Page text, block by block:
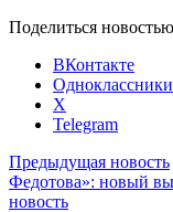
Поделиться новостью
ВКонтакте
Одноклассники
X
Telegram
Предыдущая новость
Федотова»: новый
новость